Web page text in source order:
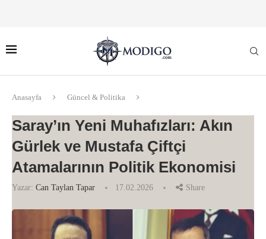
Anasayfa Güncel & Politika
Saray’ın Yeni Muhafızları: Akın
Gürlek ve Mustafa Çiftçi
Atamalarının Politik Ekonomisi
Yazar: Can Taylan Tapar 17.02.2026 Share